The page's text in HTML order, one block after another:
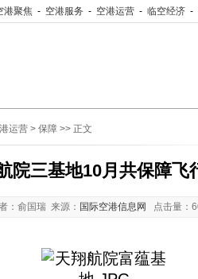
港聚焦 - 空港服务 - 空港运营 - 临空经济 -
运营 > 保障 >> 正文
院三基地10月共保障飞
：俞国瑞 来源： 国际空港信息网 点击量：